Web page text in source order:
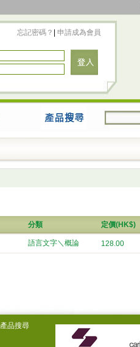
忘記密碼？ 申請成為會員
分類 定價(HK$)
語言文字＼概論 128.00
產品搜尋